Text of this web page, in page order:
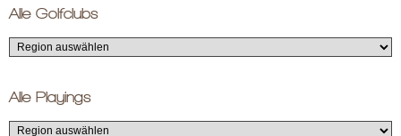
Alle Golfclubs
Alle Playings